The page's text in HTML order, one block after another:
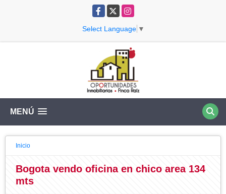
Facebook
X Instagram
Select Language ▼
MENÚ
Inicio
Bogota vendo oficina en chico area 134
mts